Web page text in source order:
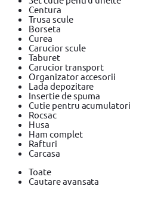
Centura
Trusa scule
Borseta
Curea
Carucior scule
Taburet
Carucior transport
Organizator accesorii
Lada depozitare
Insertie de spuma
Cutie pentru acumulatori
Rocsac
Husa
Ham complet
Rafturi
Carcasa
Toate
Cautare avansata